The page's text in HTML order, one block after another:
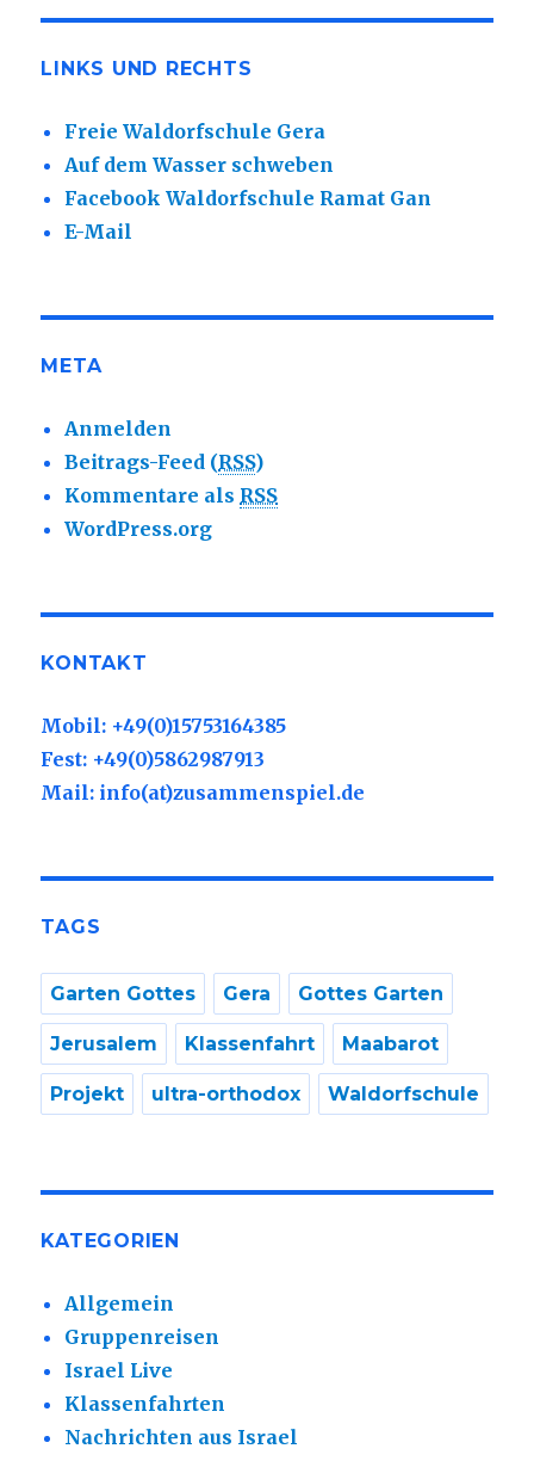
LINKS UND RECHTS
Freie Waldorfschule Gera
Auf dem Wasser schweben
Facebook Waldorfschule Ramat Gan
E-Mail
META
Anmelden
Beitrags-Feed (RSS)
Kommentare als RSS
WordPress.org
KONTAKT
Mobil: +49(0)15753164385
Fest: +49(0)5862987913
Mail: info(at)zusammenspiel.de
TAGS
Garten Gottes Gera Gottes Garten
Jerusalem Klassenfahrt Maabarot
Projekt ultra-orthodox Waldorfschule
KATEGORIEN
Allgemein
Gruppenreisen
Israel Live
Klassenfahrten
Nachrichten aus Israel